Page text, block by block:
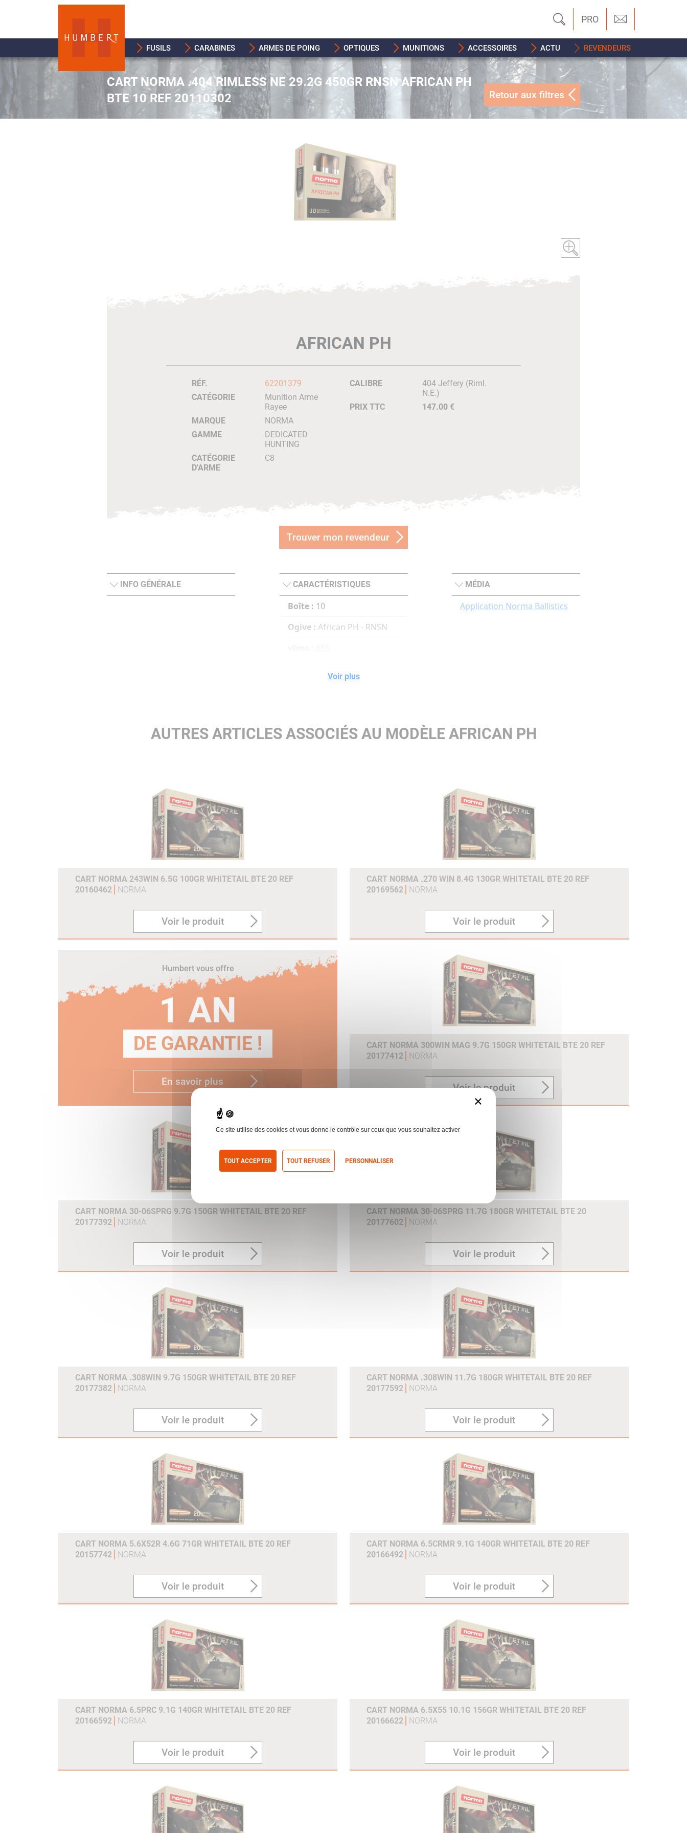
PRO
FUSILS CARABINES ARMES DE POING OPTIQUES MUNITIONS ACCESSOIRES ACTU REVENDEURS
CART NORMA .404 RIMLESS NE 29.2G 450GR RNSN AFRICAN PH
BTE 10 REF 20110302
Retour aux filtres
AFRICAN PH
RÉF.
62201379
CATÉGORIE
Munition Arme
Rayee
MARQUE
NORMA
GAMME
DEDICATED
HUNTING
CATÉGORIE
D'ARME
C8
CALIBRE
404 Jeffery (Riml.
N.E.)
PRIX TTC
147.00 €
Trouver mon revendeur
INFO GÉNÉRALE CARACTÉRISTIQUES
Boîte : 10
Ogive : African PH - RNSN
Joules (100m) :5044
MÉDIA
Application Norma Ballistics
Voir plus
AUTRES ARTICLES ASSOCIÉS AU MODÈLE AFRICAN PH
CART NORMA 243WIN 6.5G 100GR WHITETAIL BTE 20 REF
20160462
NORMA
Voir le produit
CART NORMA .270 WIN 8.4G 130GR WHITETAIL BTE 20 REF
20169562
NORMA
Voir le produit
Humbert vous offre
1 AN
DE GARANTIE !
En savoir plus
CART NORMA 300WIN MAG 9.7G 150GR WHITETAIL BTE 20 REF
20177412
NORMA
Voir le produit
CART NORMA 30-06SPRG 9.7G 150GR WHITETAIL BTE 20 REF
20177392
NORMA
Voir le produit
CART NORMA 30-06SPRG 11.7G 180GR WHITETAIL BTE 20
20177602
NORMA
Voir le produit
CART NORMA .308WIN 9.7G 150GR WHITETAIL BTE 20 REF
20177382
NORMA
Voir le produit
CART NORMA .308WIN 11.7G 180GR WHITETAIL BTE 20 REF
20177592
NORMA
Voir le produit
CART NORMA 5.6X52R 4.6G 71GR WHITETAIL BTE 20 REF
20157742
NORMA
Voir le produit
CART NORMA 6.5CRMR 9.1G 140GR WHITETAIL BTE 20 REF
20166492
NORMA
Voir le produit
CART NORMA 6.5PRC 9.1G 140GR WHITETAIL BTE 20 REF
20166592
NORMA
Voir le produit
CART NORMA 6.5X55 10.1G 156GR WHITETAIL BTE 20 REF
20166622
NORMA
Voir le produit
×
Ce site utilise des cookies et vous donne le contrôle sur ceux que vous souhaitez activer
TOUT ACCEPTER TOUT REFUSER PERSONNALISER